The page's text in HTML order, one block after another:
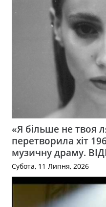
«Я більше не твоя
перетворила хіт
музичну драму.
Субота, 11 Липня, 2026